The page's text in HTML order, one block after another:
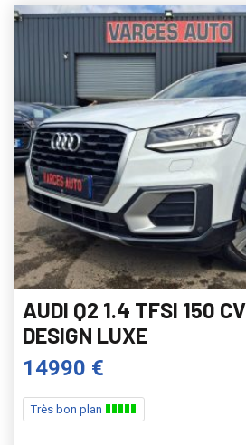
AUDI Q2 1.4 TFSI 150
DESIGN LUXE
14990 €
Très bon plan